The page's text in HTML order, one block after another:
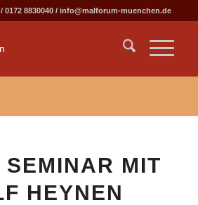
0172 8830040/ info@malforum-muenchen.de
SEMINAR MIT
HEYNEN